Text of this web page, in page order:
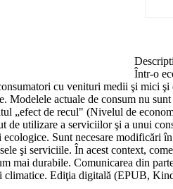
Într-o
cu venituri medii şi mici
Modelele actuale de consum nu
„efect de recul" (Nivelul de
de utilizare a serviciilor şi a unui
Sunt necesare modificări
şi serviciile. În acest context,
mai durabile. Comunicarea din
climatice. Ediţia digitală (EPUB,